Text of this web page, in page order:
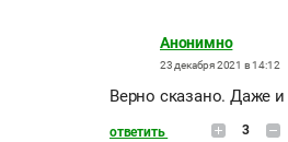
Анонимно
23 декабря 2021 в 14:12
Верно сказано. Даже
ответить 3